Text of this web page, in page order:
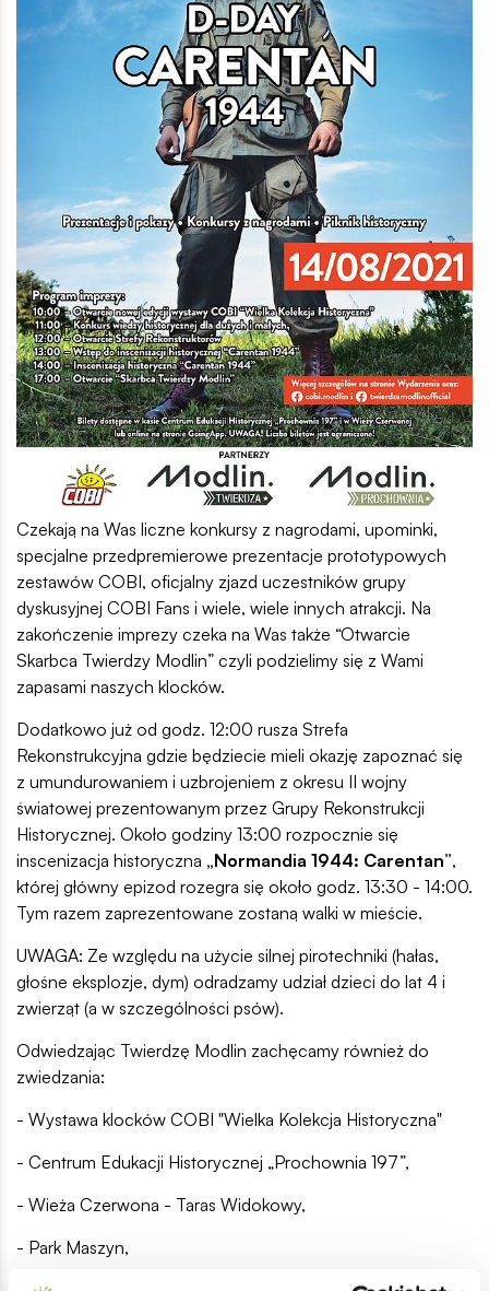
Czekają na Was liczne konkursy z nagrodami, upominki,
specjalne przedpremierowe prezentacje prototypowych
zestawów COBI, oficjalny zjazd uczestników grupy
dyskusyjnej COBI Fans i wiele, wiele innych atrakcji. Na
zakończenie imprezy czeka na Was także “Otwarcie
Skarbca Twierdzy Modlin” czyli podzielimy się z Wami
zapasami naszych klocków.
Dodatkowo już od godz. 12:00 rusza Strefa
Rekonstrukcyjna gdzie będziecie mieli okazję zapoznać się
z umundurowaniem i uzbrojeniem z okresu II wojny
światowej prezentowanym przez Grupy Rekonstrukcji
Historycznej. Około godziny 13:00 rozpocznie się
inscenizacja historyczna „Normandia 1944: Carentan”,
której główny epizod rozegra się około godz. 13:30 - 14:00.
Tym razem zaprezentowane zostaną walki w mieście.
UWAGA: Ze względu na użycie silnej pirotechniki (hałas,
głośne eksplozje, dym) odradzamy udział dzieci do lat 4 i
zwierząt (a w szczególności psów).
Odwiedzając Twierdzę Modlin zachęcamy również do
zwiedzania:
- Wystawa klocków COBI "Wielka Kolekcja Historyczna"
- Centrum Edukacji Historycznej „Prochownia 197”,
- Wieża Czerwona - Taras Widokowy,
- Park Maszyn,